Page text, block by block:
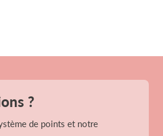
?
de points et notre